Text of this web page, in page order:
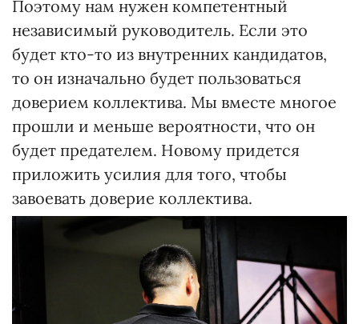
Поэтому нам нужен компетентный
независимый руководитель. Если это
будет кто-то из внутренних кандидатов,
то он изначально будет пользоваться
доверием коллектива. Мы вместе многое
прошли и меньше вероятности, что он
будет предателем. Новому придется
приложить усилия для того, чтобы
завоевать доверие коллектива.